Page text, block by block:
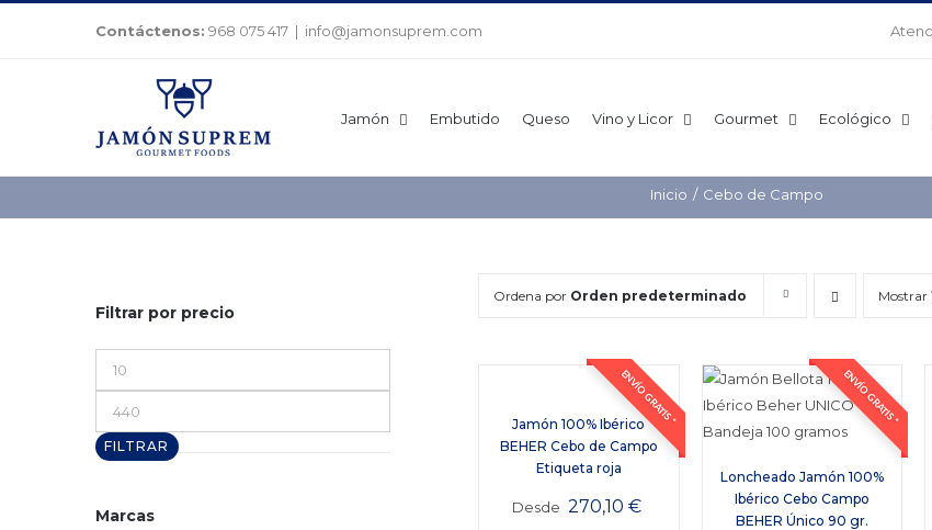
Contáctenos: 968 075 417 | info@jamonsuprem.com
Jamón Embutido Queso Vino y Licor Gourmet Ecológico
Inicio Cebo de Campo
Ordena por Orden predeterminado Mostrar
ENVÍO GRATIS *
Jamón 100% Ibérico
BEHER Cebo de Campo
Etiqueta roja
Desde 270,10 €
ENVÍO GRATIS *
Loncheado Jamón 100%
Ibérico Cebo Campo
BEHER Único 90 gr.
Filtrar por precio
mínimo
máximo
FILTRAR
Marcas